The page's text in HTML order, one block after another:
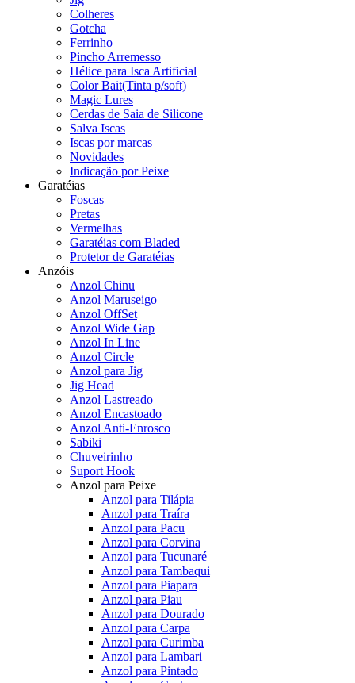
Colheres
Gotcha
Ferrinho
Pincho Arremesso
Hélice para Isca Artificial
Color Bait(Tinta p/soft)
Magic Lures
Cerdas de Saia de Silicone
Salva Iscas
Iscas por marcas
Novidades
Indicação por Peixe
Garatéias
Foscas
Pretas
Vermelhas
Garatéias com Bladed
Protetor de Garatéias
Anzóis
Anzol Chinu
Anzol Maruseigo
Anzol OffSet
Anzol Wide Gap
Anzol In Line
Anzol Circle
Anzol para Jig
Jig Head
Anzol Lastreado
Anzol Encastoado
Anzol Anti-Enrosco
Sabiki
Chuveirinho
Suport Hook
Anzol para Peixe
Anzol para Tilápia
Anzol para Traíra
Anzol para Pacu
Anzol para Corvina
Anzol para Tucunaré
Anzol para Tambaqui
Anzol para Piapara
Anzol para Piau
Anzol para Dourado
Anzol para Carpa
Anzol para Curimba
Anzol para Lambari
Anzol para Pintado